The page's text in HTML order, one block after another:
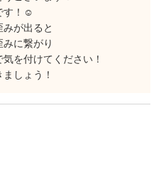
す！☺
が出ると
に繋がり
を付けてください！
しょう！